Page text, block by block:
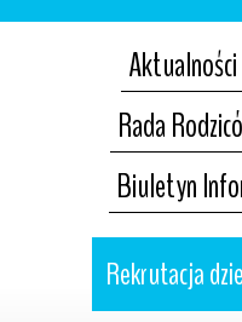
Aktualności
Rada
Biuletyn
Rekrutacja